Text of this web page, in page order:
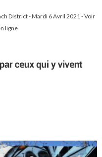
District - Mardi 6 Avril 2021 - Voir
ligne